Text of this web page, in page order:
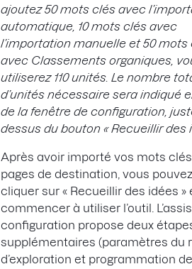
ajoutez 50 mots clés avec
automatique, 10 mots clés avec
l’importation manuelle et 50 mots
avec Classements organiques,
utiliserez 110 unités. Le nombre
d’unités nécessaire sera indiqué
de la fenêtre de configuration,
dessus du bouton « Recueillir des
Après avoir importé vos mots
pages de destination, vous pouvez
cliquer sur « Recueillir des idées »
commencer à utiliser l’outil.
configuration propose deux
supplémentaires (paramètres du
d’exploration et programmation